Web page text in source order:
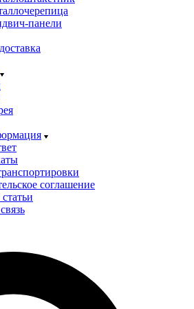
панели
соглашение